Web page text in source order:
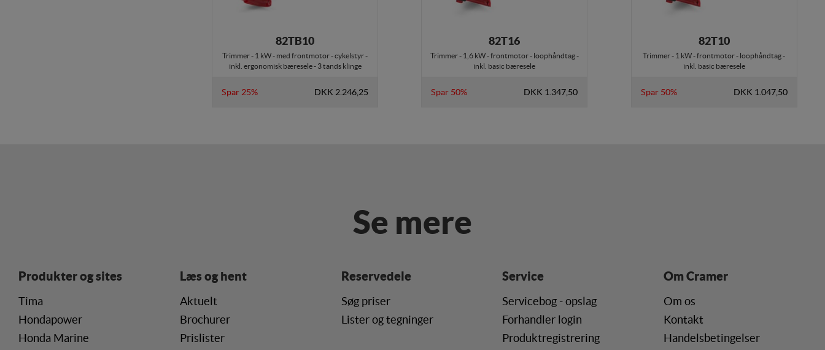
82TB10
Trimmer - 1 kW - med frontmotor - cykelstyr -
inkl. ergonomisk bæresele - 3 tands klinge
Spar 25% DKK 2.246,25
82T16
Trimmer - 1,6 kW - frontmotor - loophåndtag -
inkl. basic bæresele
Spar 50% DKK 1.347,50
82T10
Trimmer - 1 kW - frontmotor - loophåndtag -
inkl. basic bæresele
Spar 50% DKK 1.047,50
Se mere
Produkter og sites
Tima
Hondapower
Honda Marine
Læs og hent
Aktuelt
Brochurer
Prislister
Reservedele
Søg priser
Lister og tegninger
Service
Servicebog - opslag
Forhandler login
Produktregistrering
Om Cramer
Om os
Kontakt
Handelsbetingelser
Markedsførings-cookies (tracking-cookies) indsamler brugerens digitale fodspor på tværs af flere hjemmesider og